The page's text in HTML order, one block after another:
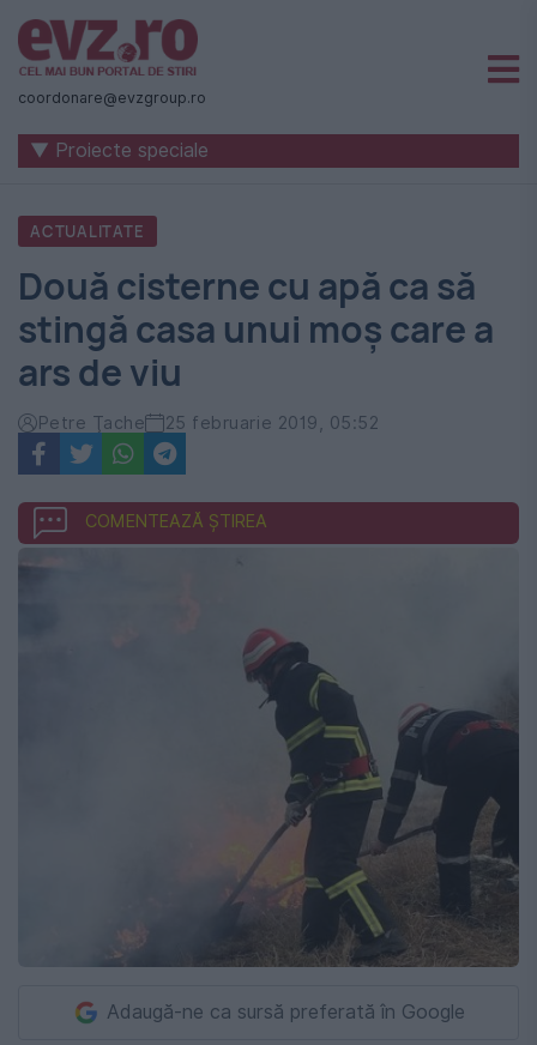
Știri
naționale
internaționale
România
-
Evenimentul
Zilei
coordonare@evzgroup.ro
▼ Proiecte speciale
ACTUALITATE
Două cisterne cu apă ca să
stingă casa unui moș care a
ars de viu
Petre Ţache 25 februarie 2019, 05:52
COMENTEAZĂ ȘTIREA
Adaugă-ne ca sursă preferată în Google